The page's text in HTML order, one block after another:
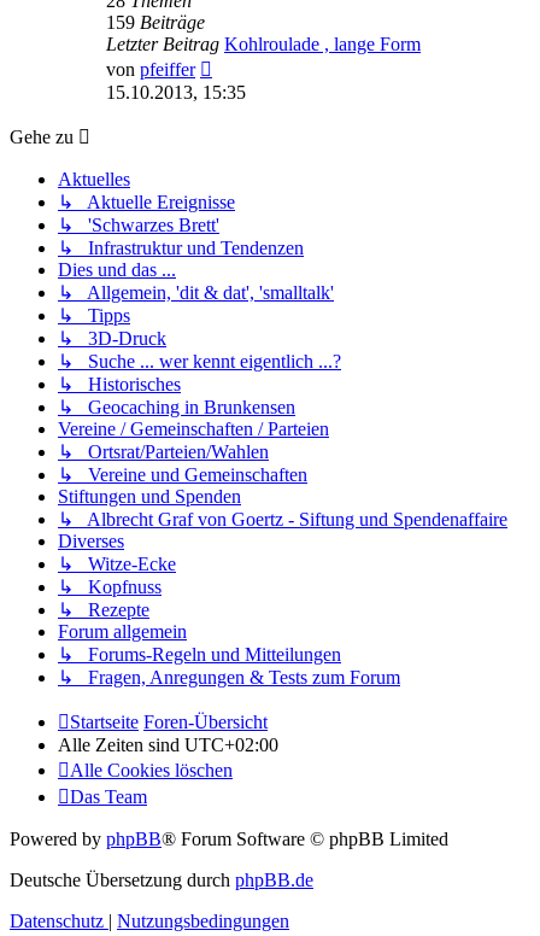
159 Beiträge
Letzter Beitrag Kohlroulade , lange Form
von pfeiffer
Beitrag
15.10.2013, 15:35
Gehe zu
Aktuelles
↳ Aktuelle Ereignisse
↳ 'Schwarzes Brett'
↳ Infrastruktur und Tendenzen
Dies und das ...
↳ Allgemein, 'dit & dat', 'smalltalk'
↳ Tipps
↳ 3D-Druck
↳ Suche ... wer kennt eigentlich ...?
↳ Historisches
↳ Geocaching in Brunkensen
Vereine / Gemeinschaften / Parteien
↳ Ortsrat/Parteien/Wahlen
↳ Vereine und Gemeinschaften
Stiftungen und Spenden
↳ Albrecht Graf von Goertz - Siftung und Spendenaffaire
Diverses
↳ Witze-Ecke
↳ Kopfnuss
↳ Rezepte
Forum allgemein
↳ Forums-Regeln und Mitteilungen
↳ Fragen, Anregungen & Tests zum Forum
Startseite Foren-Übersicht
Alle Zeiten sind UTC+02:00
Alle Cookies löschen
Das Team
Powered by phpBB® Forum Software © phpBB Limited
Deutsche Übersetzung durch phpBB.de
Datenschutz | Nutzungsbedingungen